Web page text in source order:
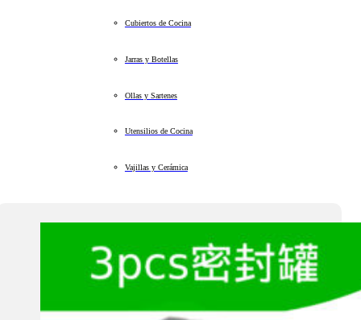
Cubiertos de Cocina
Jarras y Botellas
Ollas y Sartenes
Utensilios de Cocina
Vajillas y Cerámica